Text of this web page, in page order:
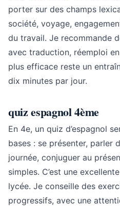
porter sur des champs
société, voyage,
du travail. Je recommande
avec traduction, réemploi
plus efficace reste un
dix minutes par jour.
quiz espagnol 4ème
En 4e, un quiz d’espagnol
bases : se présenter, parler
journée, conjuguer au
simples. C’est une
lycée. Je conseille des
progressifs, avec une